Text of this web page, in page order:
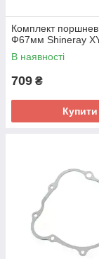
Комплект
Ф67мм Shineray
В наявності
709 ₴
Купити